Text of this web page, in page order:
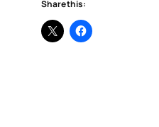
Share this: